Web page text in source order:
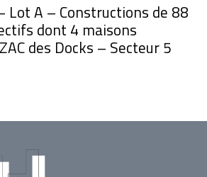
Lot A – Constructions de 88
dont 4 maisons
des Docks – Secteur 5